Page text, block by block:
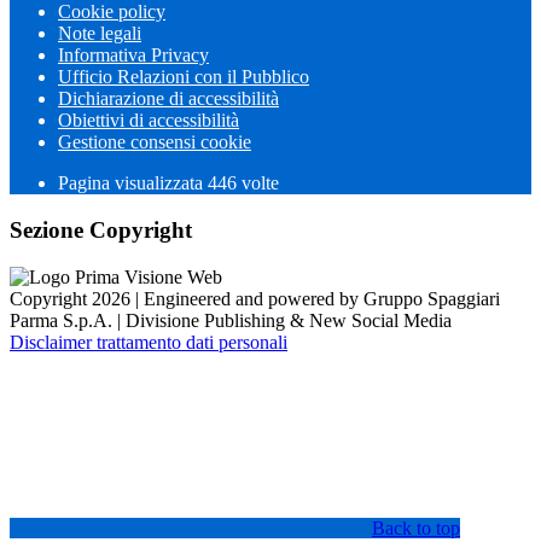
Cookie policy
Note legali
Informativa Privacy
Ufficio Relazioni con il Pubblico
Dichiarazione di accessibilità
Obiettivi di accessibilità
Gestione consensi cookie
Pagina visualizzata 446 volte
Sezione Copyright
Copyright 2026 | Engineered and powered by Gruppo Spaggiari
Parma S.p.A. | Divisione Publishing & New Social Media
Disclaimer trattamento dati personali
Back to top